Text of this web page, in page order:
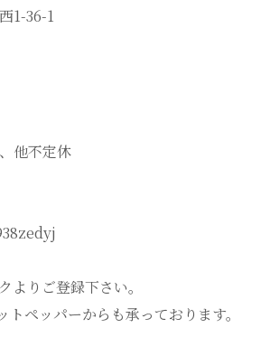
1-36-1
他不定休
よりご登録下さい。
ペッパーからも承っております。